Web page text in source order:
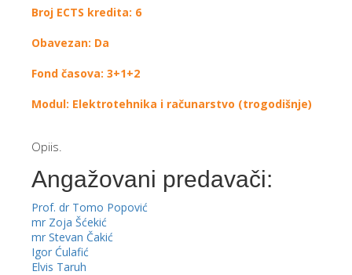
Broj ECTS kredita: 6
Obavezan: Da
Fond časova: 3+1+2
Modul: Elektrotehnika i računarstvo (trogodišnje)
Opiis.
Angažovani predavači:
Prof. dr Tomo Popović
mr Zoja Šćekić
mr Stevan Čakić
Igor Ćulafić
Elvis Taruh